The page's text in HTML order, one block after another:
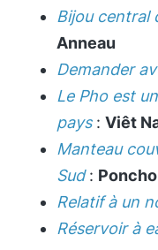
Bijou central
Anneau
Demander
Le Pho est
pays: Viêt
Manteau
Sud: Poncho
Relatif à un
Réservoir à